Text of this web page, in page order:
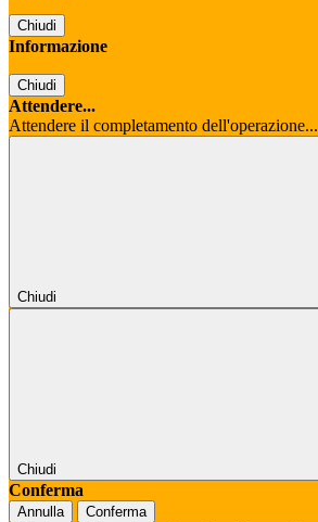
Chiudi
Informazione
Chiudi
Attendere...
Attendere il completamento dell'operazione...
Chiudi
Chiudi
Conferma
Annulla Conferma